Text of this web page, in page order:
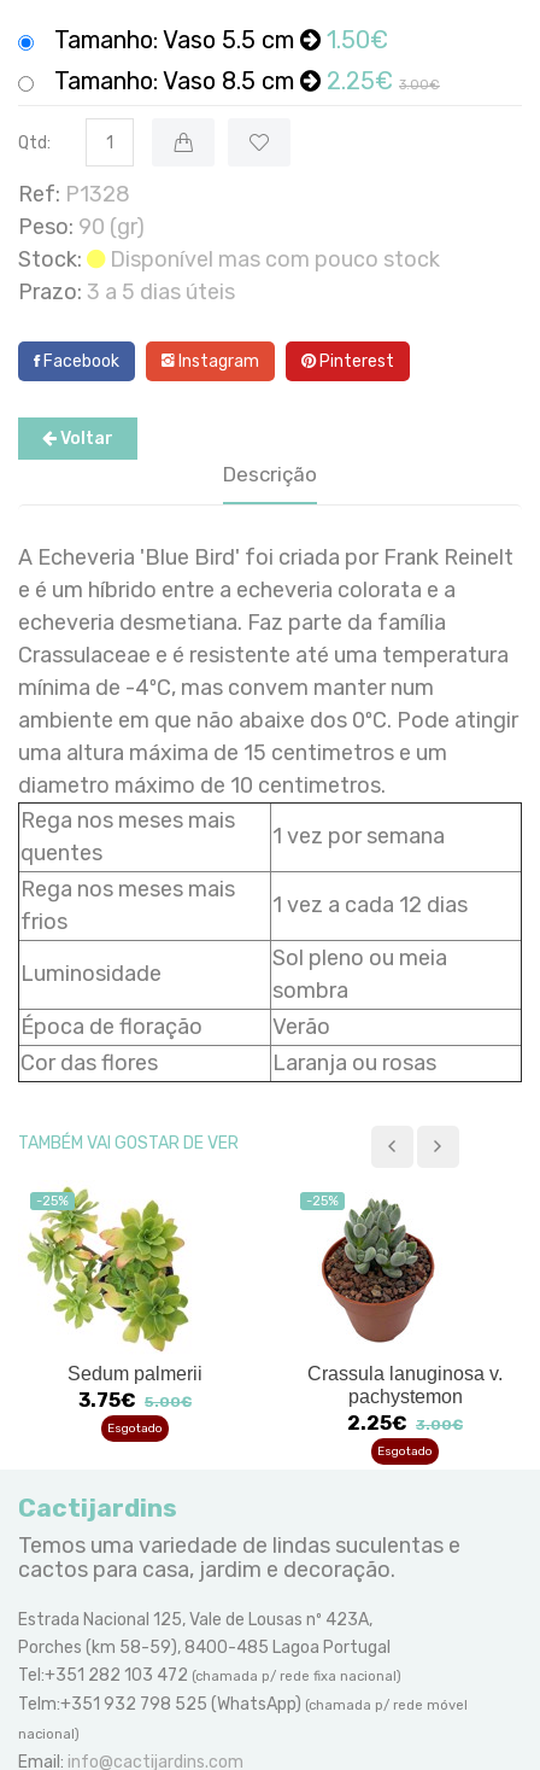
Tamanho: Vaso 5.5 cm
1.50€
Tamanho: Vaso 8.5 cm
2.25€ 3.00€
Qtd:
Ref: P1328
Peso: 90 (gr)
Stock:
Disponível mas com pouco stock
Prazo: 3 a 5 dias úteis
Facebook Instagram Pinterest
Voltar
Descrição
A Echeveria 'Blue Bird' foi criada por Frank Reinelt
e é um híbrido entre a echeveria colorata e a
echeveria desmetiana. Faz parte da família
Crassulaceae e é resistente até uma temperatura
mínima de -4ºC, mas convem manter num
ambiente em que não abaixe dos 0ºC. Pode atingir
uma altura máxima de 15 centimetros e um
diametro máximo de 10 centimetros.
Rega nos meses mais
quentes
1 vez por semana
Rega nos meses mais
frios
1 vez a cada 12 dias
Luminosidade
Sol pleno ou meia
sombra
Época de floração
Verão
Cor das flores
Laranja ou rosas
TAMBÉM VAI GOSTAR DE VER
-25%
Sedum palmerii
3.75€ 5.00€
Esgotado
-25%
Crassula lanuginosa v.
pachystemon
2.25€ 3.00€
Esgotado
Cactijardins
Temos uma variedade de lindas suculentas e
cactos para casa, jardim e decoração.
Estrada Nacional 125, Vale de Lousas nº 423A,
Porches (km 58-59), 8400-485 Lagoa Portugal
Tel:+351 282 103 472 (chamada p/ rede fixa nacional)
Telm:+351 932 798 525 (WhatsApp) (chamada p/ rede móvel
nacional)
Email: info@cactijardins.com